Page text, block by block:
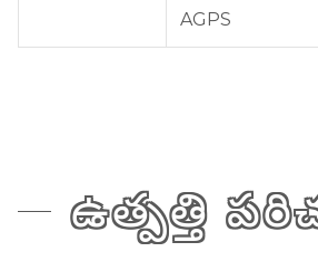
AGPS
ఉత్పత్తి